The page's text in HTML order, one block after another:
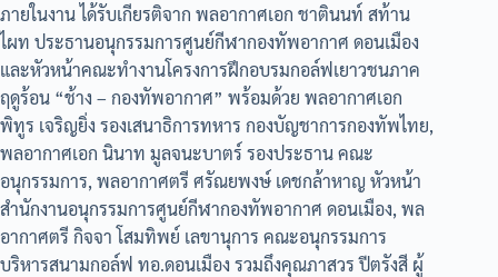
ภายในงาน ได้รับเกียรติจาก พลอากาศเอก ชาตินนท์ สท้าน
ไผท ประธานอนุกรรมการศูนย์กีฬากองทัพอากาศ ดอนเมือง
และหัวหน้าคณะทำงานโครงการฝึกอบรมกอล์ฟเยาวชนภาค
ฤดูร้อน “ช้าง – กองทัพอากาศ” พร้อมด้วย พลอากาศเอก
พิทูร เจริญยิ่ง รองเสนาธิการทหาร กองบัญชาการกองทัพไทย,
พลอากาศเอก นินาท มูลจนะบาตร์ รองประธาน คณะ
อนุกรรมการ, พลอากาศตรี ศรัณยพงษ์ เดชกล้าหาญ หัวหน้า
สำนักงานอนุกรรมการศูนย์กีฬากองทัพอากาศ ดอนเมือง, พล
อากาศตรี กิจจา โสมทิพย์ เลขานุการ คณะอนุกรรมการ
บริหารสนามกอล์ฟ ทอ.ดอนเมือง รวมถึงคุณภาสวร ปีตรังสี ผู้